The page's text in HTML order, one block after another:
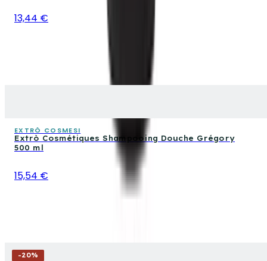
13,44 €
EXTRÒ COSMESI
Extrò Cosmétiques Shampooing Douche Grégory
500 ml
15,54 €
-20%